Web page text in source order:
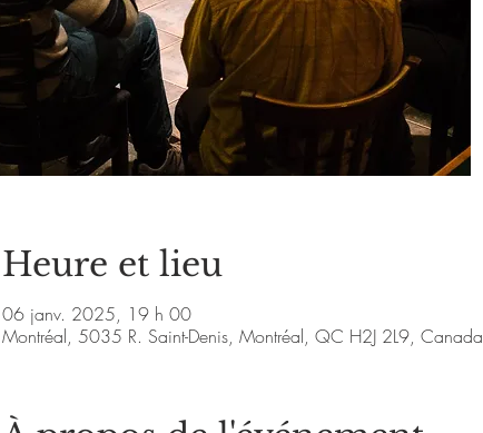
Heure et lieu
06 janv. 2025, 19 h 00
Montréal, 5035 R. Saint-Denis, Montréal, QC H2J 2L9, Canada